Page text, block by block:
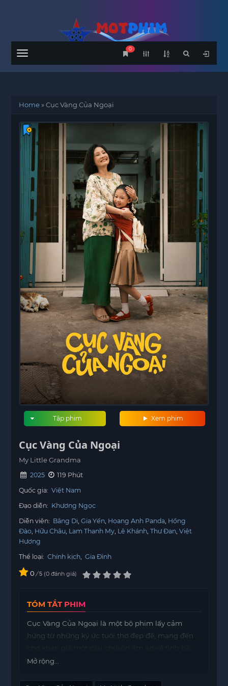
Menu
0
Home»Cục Vàng Của Ngoại
Xem phim
Tập phim
Cục Vàng Của Ngoại
My Little Grandma
2025
119 Phút
Quốc gia: Việt Nam
Đạo diễn: Khương Ngọc
Diễn viên: Băng Di Gia Yến Hoang Anh Panda Hồng
Đào Hữu Châu Lam Thanh My Lê Khánh Thư Đan Việt
Hương
Thể loại: Chính kịch Gia Đình
0 / 5 0 đánh giá
TÓM TẮT PHIM
Cục Vàng Của Ngoại là một bộ phim lấy cảm
hứng từ những ký ức tuổi thơ đẹp đẽ, mang đến
cháu trong một xóm nhỏ đầy tình nghĩa.
Mở rộng...